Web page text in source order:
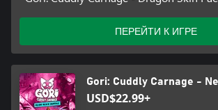
ПЕРЕЙТИ К ИГРЕ
Gori: Cuddly Carnage -
USD$22.99+